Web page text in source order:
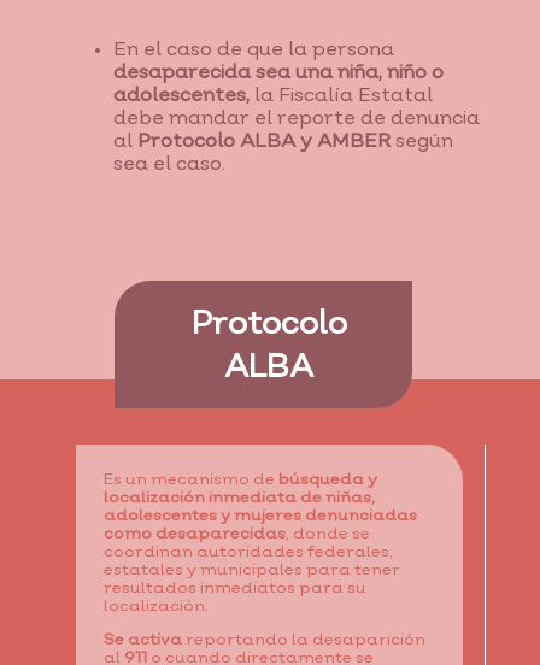
En el caso de que la persona
desaparecida sea una niña, niño o
adolescentes,la Fiscalía Estatal
debe mandar el reporte de denuncia
al Protocolo ALBA y AMBERsegún
sea el caso.
Protocolo
ALBA
Es un mecanismo de búsqueda y
localización inmediata de niñas,
adolescentes y mujeres denunciadas
como desaparecidas, donde se
coordinan autoridades federales,
estatales y municipales para tener
resultados inmediatos para su
localización.
Se activareportando la desaparición
al 911
o cuando directamente se